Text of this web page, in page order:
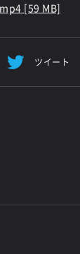
[59 MB]
ツイート